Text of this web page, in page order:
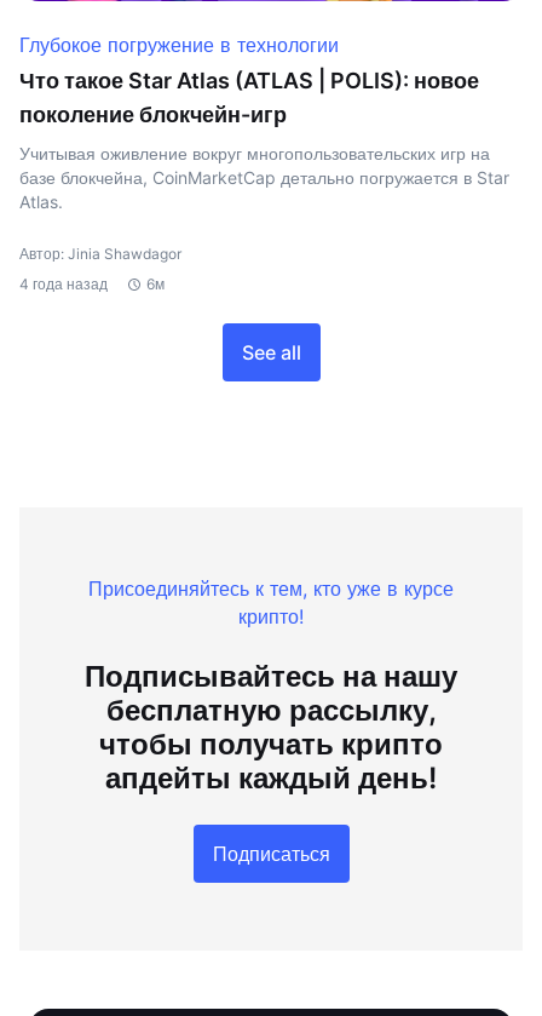
Глубокое погружение в технологии
Что такое Star Atlas (ATLAS | POLIS): новое
поколение блокчейн-игр
Учитывая оживление вокруг многопользовательских игр на
базе блокчейна, CoinMarketCap детально погружается в Star
Atlas.
Автор: Jinia Shawdagor
4 года назад
6м
See all
Присоединяйтесь к тем, кто уже в курсе
крипто!
Подписывайтесь на нашу
бесплатную рассылку,
чтобы получать крипто
апдейты каждый день!
Подписаться